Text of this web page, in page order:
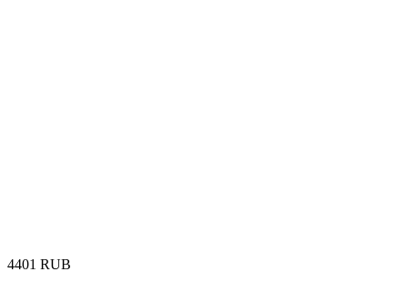
‍4401‍ RUB